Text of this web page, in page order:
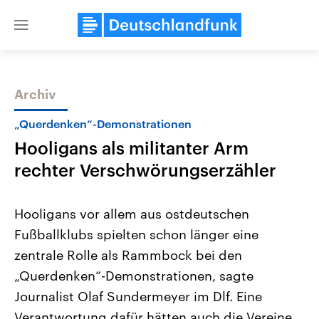
Close
Themen
Landtagswahl Sachsen-Anhalt
2026
Alle Informationen
Sachsen-Anhalt wählt am 6.
September 2026 einen neuen
Landtag. Seit 2021 wird das
Bundesland von einer Koalition aus
USA
Aktuelle Beiträge,
Hintergründe
Wirtschaftlich und
gehören die Vereinigten
den mächtigsten Ländern
mit großem Einfluss auf
Archiv
„Querdenken“-Demonstrationen
Hooligans als militanter Arm
rechter Verschwörungserzähler
Hooligans vor allem aus ostdeutschen
Fußballklubs spielten schon länger eine
zentrale Rolle als Rammbock bei den
„Querdenken“-Demonstrationen, sagte
Journalist Olaf Sundermeyer im Dlf. Eine